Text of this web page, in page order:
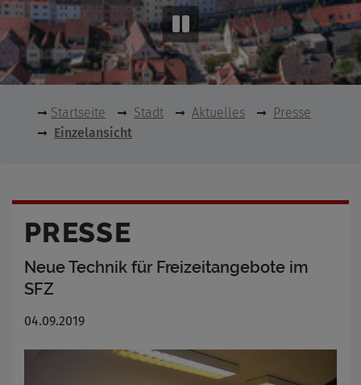
Startseite Stadt Aktuelles
Presse
Einzelansicht
PRESSE
Neue Technik für Freizeitangebote im
SFZ
04.09.2019